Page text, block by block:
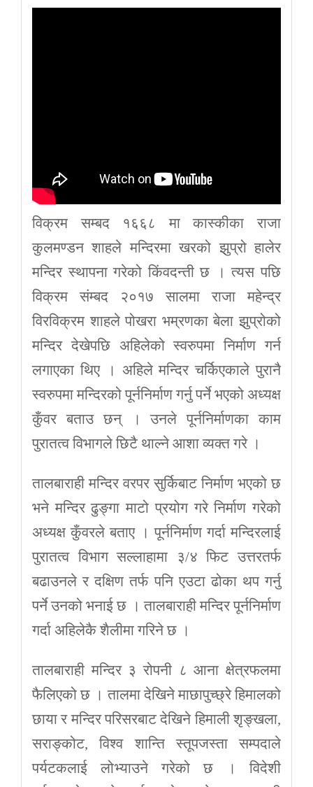
विक्रम सम्बद १६६८ मा कास्कीका राजा
कुलमण्डन शाहले मन्दिरमा खरको झुप्रो हालेर
मन्दिर स्थापना गरेको किंवदन्ती छ । त्यस पछि
विक्रम संम्बद २०१७ सालमा राजा महेन्द्र
विरविक्रम शाहले पोखरा भम्रणका बेला झुप्रोको
मन्दिर देखेपछि अहिलेको स्वरुपमा निर्माण गर्न
लगाएका थिए । अहिले मन्दिर चर्किएकाले पुरानै
स्वरुपमा मन्दिरको पूर्ननिर्माण गर्नु पर्ने भएको अध्यक्ष
कुँवर बताउ छन् । उनले पूर्ननिर्माणका काम
पुरातत्व विभागले छिटै थाल्ने आशा व्यक्त गरे ।
तालबाराही मन्दिर वरपर सुर्किबाट निर्माण भएको छ
भने मन्दिर ढुङ्गा माटो प्रयोग गरे निर्माण गरेको
अध्यक्ष कुँवरले बताए । पूर्ननिर्माण गर्दा मन्दिरलाई
पुरातत्व विभाग सल्लाहामा ३/४ फिट उत्तरतर्फ
बढाउनले र दक्षिण तर्फ पनि एउटा ढोका थप गर्नु
पर्ने उनको भनाई छ । तालबाराही मन्दिर पूर्ननिर्माण
गर्दा अहिलेकै शैलीमा गरिने छ ।
तालबाराही मन्दिर ३ रोपनी ८ आना क्षेत्रफलमा
फैलिएको छ । तालमा देखिने माछापुच्छ्रे हिमालको
छाया र मन्दिर परिसरबाट देखिने हिमाली शृङ्खला,
सराङ्कोट, विश्व शान्ति स्तूपजस्ता सम्पदाले
पर्यटकलाई लोभ्याउने गरेको छ । विदेशी